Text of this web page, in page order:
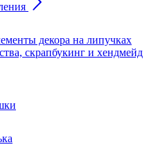
декора на липучках
скрапбукинг и хендмейд